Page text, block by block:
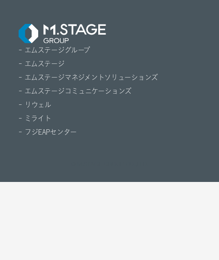
- エムステージグループ
- エムステージ
- エムステージマネジメントソリューションズ
- エムステージコミュニケーションズ
- リウェル
- ミライト
- フジEAPセンター